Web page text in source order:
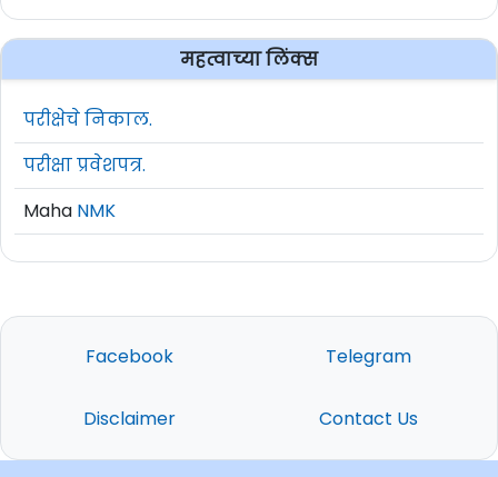
महत्वाच्या लिंक्स
परीक्षेचे निकाल.
परीक्षा प्रवेशपत्र.
Maha NMK
Facebook Telegram
Disclaimer Contact Us